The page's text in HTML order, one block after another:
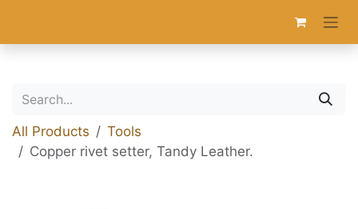
All Products
Tools
Copper rivet setter, Tandy Leather.